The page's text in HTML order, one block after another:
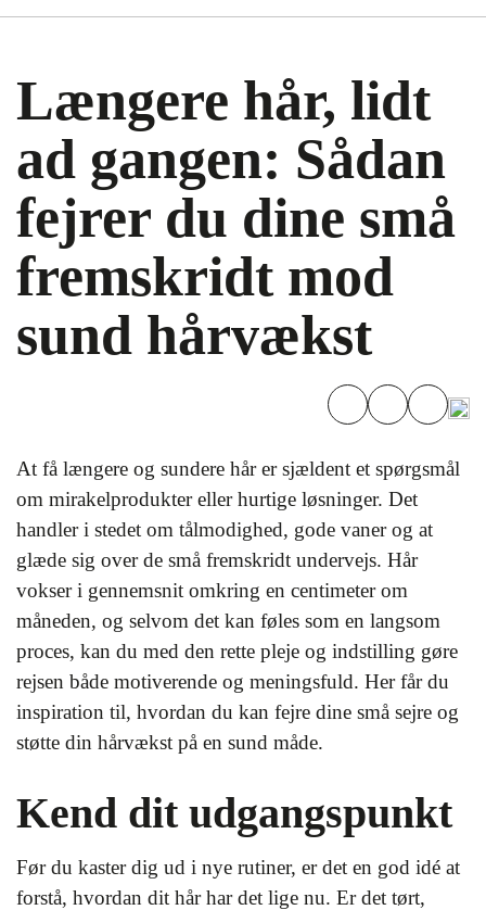
Længere hår, lidt
ad gangen: Sådan
fejrer du dine små
fremskridt mod
sund hårvækst
At få længere og sundere hår er sjældent et spørgsmål
om mirakelprodukter eller hurtige løsninger. Det
handler i stedet om tålmodighed, gode vaner og at
glæde sig over de små fremskridt undervejs. Hår
vokser i gennemsnit omkring en centimeter om
måneden, og selvom det kan føles som en langsom
proces, kan du med den rette pleje og indstilling gøre
rejsen både motiverende og meningsfuld. Her får du
inspiration til, hvordan du kan fejre dine små sejre og
støtte din hårvækst på en sund måde.
Kend dit udgangspunkt
Før du kaster dig ud i nye rutiner, er det en god idé at
forstå, hvordan dit hår har det lige nu. Er det tørt,